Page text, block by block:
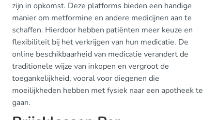
zijn in opkomst. Deze platforms bieden een handige
manier om metformine en andere medicijnen aan te
schaffen. Hierdoor hebben patiënten meer keuze en
flexibiliteit bij het verkrijgen van hun medicatie. De
online beschikbaarheid van medicatie verandert de
traditionele wijze van inkopen en vergroot de
toegankelijkheid, vooral voor diegenen die
moeilijkheden hebben met fysiek naar een apotheek te
gaan.